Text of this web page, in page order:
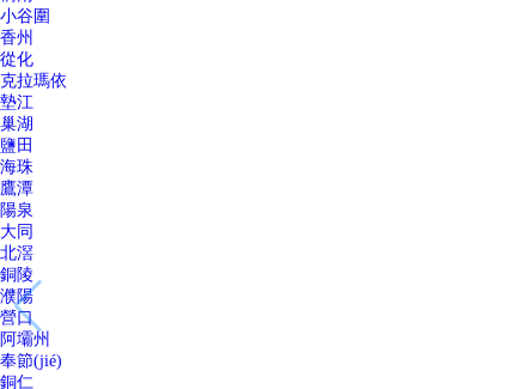
小谷圍
香州
從化
克拉瑪依
墊江
巢湖
鹽田
海珠
鷹潭
陽泉
大同
北滘
銅陵
濮陽
營口
阿壩州
奉節(jié)
銅仁